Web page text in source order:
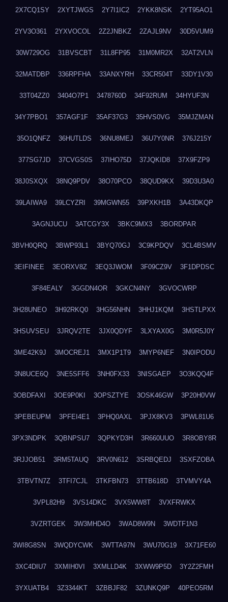
2X7CQ1SY 2XYTJWGS 2Y7I1IC2 2YKK8NSK 2YT95AO1
2YV3O361 2YXVOCOL 2Z2JNBKZ 2ZAJL9NV 30D5VUM9
30W729OG 31BVSCBT 31L8FP95 31M0MR2X 32AT2VLN
32MATDBP 336RPFHA 33ANXYRH 33CR504T 33DY1V30
33T04ZZ0 3404O7P1 3478760D 34F92RUM 34HYUF3N
34Y7PBO1 357AGF1F 35AF37G3 35HVS0VG 35MJZMAN
35O1QNFZ 36HUTLDS 36NU8MEJ 36U7Y0NR 376J215Y
377SG7JD 37CVGS0S 37IHO75D 37JQKID8 37X9FZP9
38J0SXQX 38NQ9PDV 38O70PCO 38QUD9KX 39D3U3A0
39LAIWA9 39LCYZRI 39MGWN55 39PXKH1B 3A43DKQP
3AGNJUCU 3ATCGY3X 3BKC9MX3 3BORDPAR
3BVH0QRQ 3BWP93L1 3BYQ70GJ 3C9KPDQV 3CL4BSMV
3EIFINEE 3EORXV8Z 3EQ3JWOM 3F09CZ9V 3F1DPDSC
3F84EALY 3GGDN4OR 3GKCN4NY 3GVOCWRP
3H28UNEO 3H92RKQ0 3HG56NHN 3HHJ1KQM 3HSTLPXX
3HSUVSEU 3JRQV2TE 3JX0QDYF 3LXYAX0G 3M0R5J0Y
3ME42K9J 3MOCREJ1 3MX1P1T9 3MYP6NEF 3N0IPODU
3N8UCE6Q 3NE5SFF6 3NH0FX33 3NISGAEP 3O3KQQ4F
3OBDFAXI 3OE9P0KI 3OPSZTYE 3OSK46GW 3P20H0VW
3PEBEUPM 3PFEI4E1 3PHQ0AXL 3PJX8KV3 3PWL81U6
3PX3NDPK 3QBNPSU7 3QPKYD3H 3R660UUO 3R8OBY8R
3RJJOB51 3RM5TAUQ 3RV0N612 3SRBQEDJ 3SXFZOBA
3TBVTN7Z 3TFI7CJL 3TKFBN73 3TTB618D 3TVMVY4A
3VPL82H9 3VS14DKC 3VX5WW8T 3VXFRWKX
3VZRTGEK 3W3MHD4O 3WAD8W9N 3WDTF1N3
3WI8G8SN 3WQDYCWK 3WTTA97N 3WU70G19 3X71FE60
3XC4DIU7 3XMIH0VI 3XMLLD4K 3XWW9P5D 3Y2Z2FMH
3YXUATB4 3Z3344KT 3ZBBJF82 3ZUNKQ9P 40PEO5RM